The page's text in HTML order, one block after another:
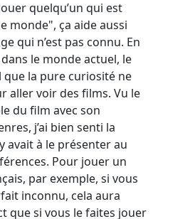
quelqu’un qui est
monde", ça aide aussi
qui n’est pas connu. En
le monde actuel, le
que la pure curiosité ne
aller voir des films. Vu le
du film avec son
j’ai bien senti la
avait à le présenter au
Pour jouer un
par exemple, si vous
inconnu, cela aura
que si vous le faites jouer